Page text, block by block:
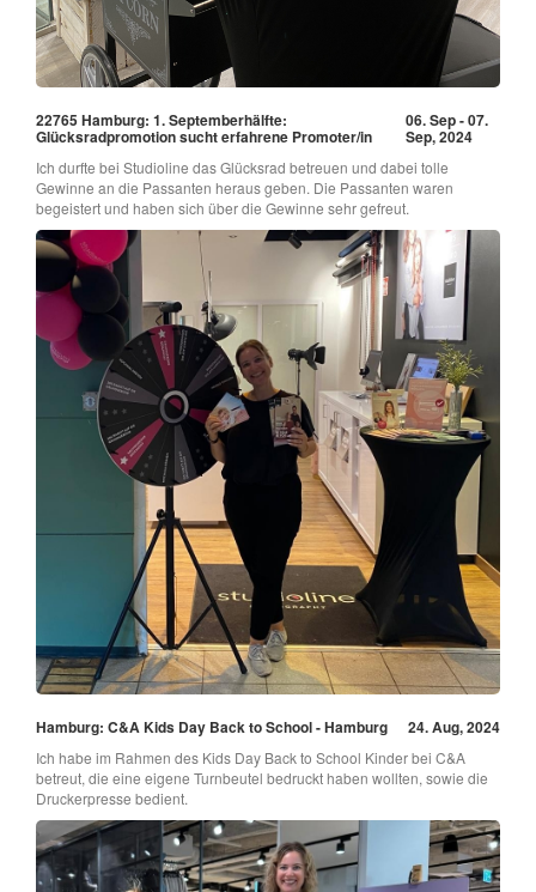
22765 Hamburg: 1. Septemberhälfte:
Glücksradpromotion sucht erfahrene Promoter/in
06. Sep - 07.
Sep, 2024
Ich durfte bei Studioline das Glücksrad betreuen und dabei tolle
Gewinne an die Passanten heraus geben. Die Passanten waren
begeistert und haben sich über die Gewinne sehr gefreut.
Hamburg: C&A Kids Day Back to School - Hamburg 24. Aug, 2024
Ich habe im Rahmen des Kids Day Back to School Kinder bei C&A
betreut, die eine eigene Turnbeutel bedruckt haben wollten, sowie die
Druckerpresse bedient.